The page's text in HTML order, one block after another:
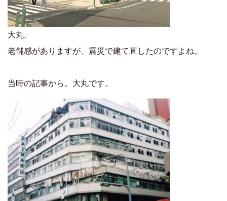
大丸。
老舗感がありますが、震災で建て直したのですよね。
当時の記事から。大丸です。